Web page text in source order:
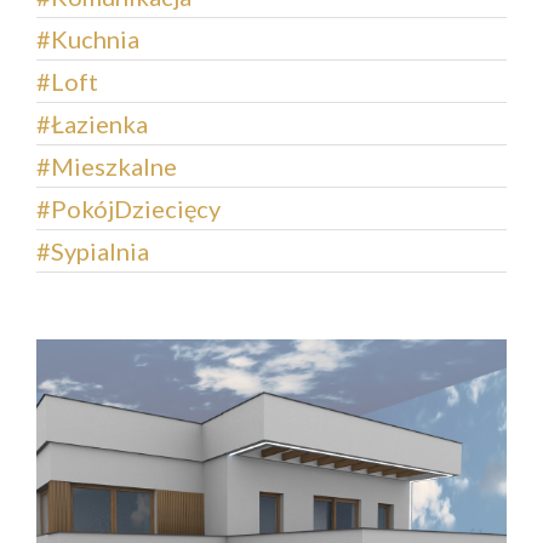
#Kuchnia
#Loft
#Łazienka
#Mieszkalne
#PokójDziecięcy
#Sypialnia
Nowoczesna elewacja w